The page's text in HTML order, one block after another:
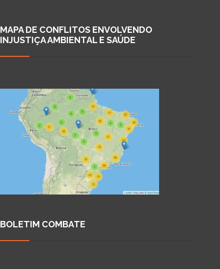
MAPA DE CONFLITOS ENVOLVENDO
INJUSTIÇA AMBIENTAL E SAÚDE
BOLETIM COMBATE